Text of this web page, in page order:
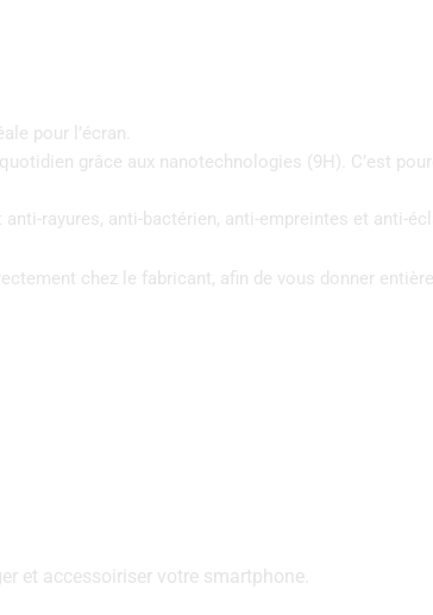
pour l’écran.
grâce aux nanotechnologies (9H). C’est
rayures, anti-bactérien, anti-empreintes et anti-
chez le fabricant, afin de vous donner
et accessoiriser votre smartphone.